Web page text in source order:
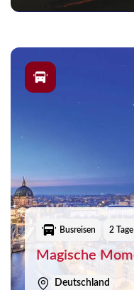
Sie haben noch keine
gespeichert
Busreisen 2 Tage
Magische
Deutschland